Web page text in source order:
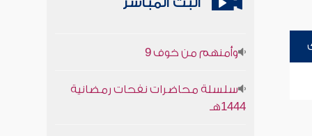
أخلاقنا أصالة ومعاصرة
1444هـ